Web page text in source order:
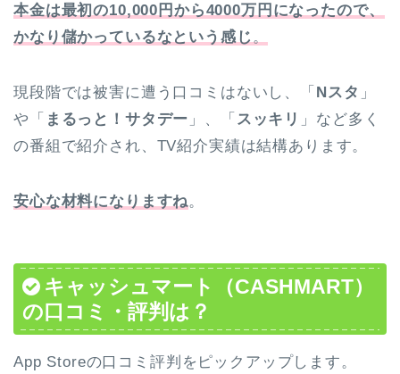
本金は最初の10,000円から4000万円になったので、
かなり儲かっているなという感じ 。
現段階では被害に遭う口コミはないし、「 Nスタ 」
や「 まるっと！サタデー 」、「 スッキリ 」など多く
の番組で紹介され、TV紹介実績は結構あります。
安心な材料になりますね。
キャッシュマート（CASHMART）
の口コミ・評判は？
App Storeの口コミ評判をピックアップします。